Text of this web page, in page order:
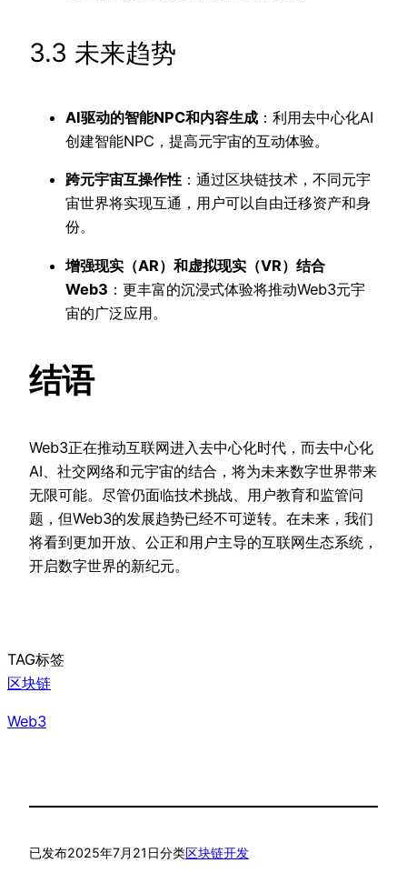
3.3 未来趋势
AI驱动的智能NPC和内容生成 ：利用去中心化AI
创建智能NPC，提高元宇宙的互动体验。
跨元宇宙互操作性 ：通过区块链技术，不同元宇
宙世界将实现互通，用户可以自由迁移资产和身
份。
增强现实（AR）和虚拟现实（VR）结合
Web3 ：更丰富的沉浸式体验将推动Web3元宇
宙的广泛应用。
结语
Web3正在推动互联网进入去中心化时代，而去中心化
AI、社交网络和元宇宙的结合，将为未来数字世界带来
无限可能。尽管仍面临技术挑战、用户教育和监管问
题，但Web3的发展趋势已经不可逆转。在未来，我们
将看到更加开放、公正和用户主导的互联网生态系统，
开启数字世界的新纪元。
TAG标签
区块链
Web3
已发布2025年7月21日分类区块链开发